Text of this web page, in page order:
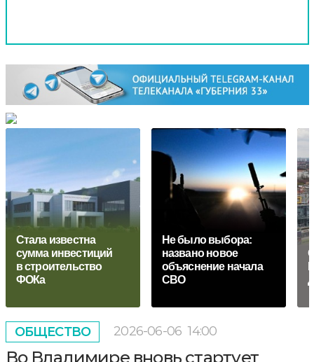
Стала известна
сумма инвестиций
в строительство
ФОКа
Не было выбора:
названо новое
объяснение начала
СВО
ОБЩЕСТВО 2026-06-06 14:00
Во Владимире вновь стартует